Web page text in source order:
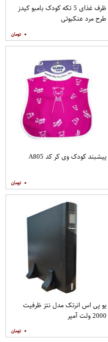
ظرف غذای 5 تکه کودک بامبو کیدز
طرح مرد عنکبوتی
۰
پیشبند کودک وی کر کد A805
۰
یو پی اس انرتک مدل نتز ظرفیت
2000 ولت آمپر
۰